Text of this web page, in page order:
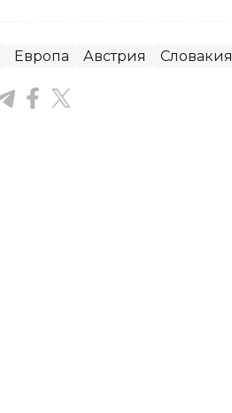
Европа Австрия Словакия